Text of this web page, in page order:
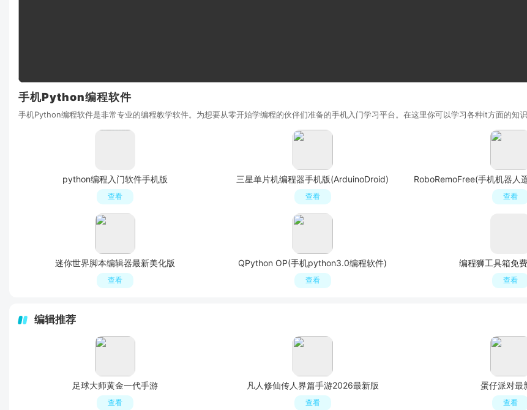
手机Python编程软件
手机Python编程软件是非常专业的编程教学软件。为想要从零开始学编程的伙伴们准备的手机入门学习平台。在这里你可以学习各种it方面的知
python编程入门软件手机版
查看
三星单片机编程器手机版(ArduinoDroid)
查看 查看
迷你世界脚本编辑器最新美化版
查看
QPython OP(手机python3.0编程软件)
查看
编程狮工具箱免
查看
编辑推荐
足球大师黄金一代手游
查看
凡人修仙传人界篇手游2026最新版
查看
蛋仔派对最
查看